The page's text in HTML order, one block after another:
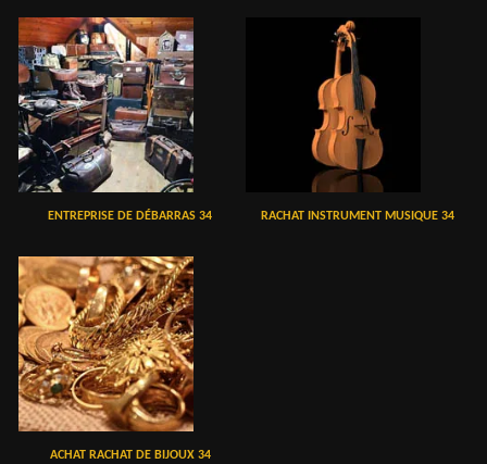
ENTREPRISE DE DÉBARRAS 34 RACHAT INSTRUMENT MUSIQUE 34
ACHAT RACHAT DE BIJOUX 34